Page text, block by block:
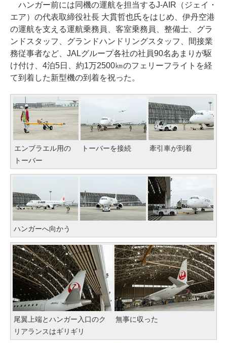
ハンガー前には同機の運航を担当するJ-AIR（ジェイ・
エア）の代表取締役社長 大貫哲也氏をはじめ、伊丹空港
の運航を支える運航乗務員、客室乗務員、整備士、グラ
ンドスタッフ、グランドハンドリングスタッフ、間接業
務従事者など、JALグループ各社の社員90名あまりが駆
け付け、4泊5日、約1万2500㎞のフェリーフライトを経
て到着した新型機の到着を祝った。
エンブラエル用の
トーバー
トーバーを接続 牽引車が到着
ハンガーへ向かう
尾翼上端とハンガー入口のク
リアランスはギリギリ
無事に収った